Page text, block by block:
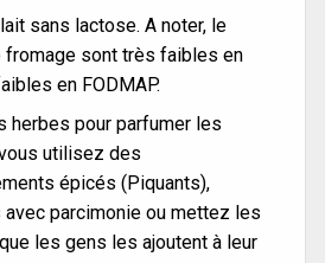
sans lactose. A noter, le
fromage sont très faibles en
en FODMAP.
herbes pour parfumer les
utilisez des
épicés (Piquants),
parcimonie ou mettez les
les gens les ajoutent à leur